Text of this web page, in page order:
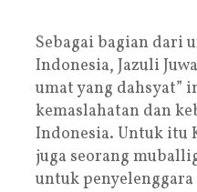
Sebagai bagian dari
Indonesia, Jazuli
umat yang dahsyat”
kemaslahatan dan
Indonesia. Untuk itu
juga seorang
untuk penyelenggara